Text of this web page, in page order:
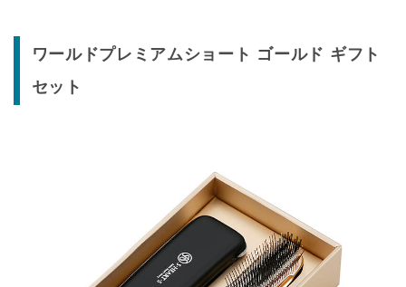
ワールドプレミアムショート ゴールド ギフト
セット